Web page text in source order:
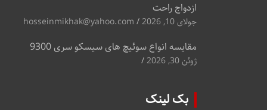
ازدواج راحت
جولای 10, 2026 hosseinmikhak@yahoo.com
مقایسه انواع سوئیچ های سیسکو سری 9300
ژوئن 30, 2026
بک لینک